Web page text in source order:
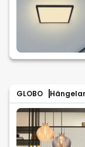
GLOBO